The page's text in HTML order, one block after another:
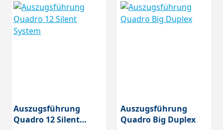
Auszugsführung
Quadro 12 Silent
Auszugsführung
Quadro Big Duplex